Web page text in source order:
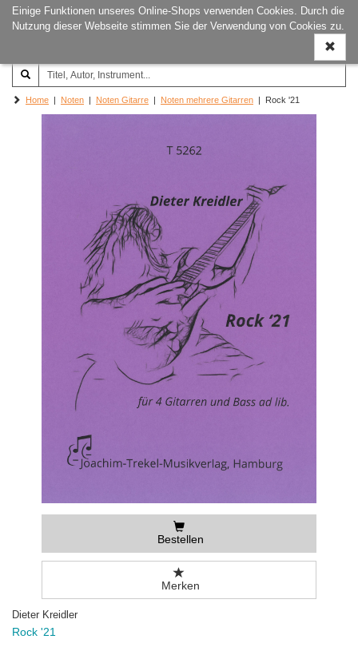
Einige Funktionen unseres Online-Shops verwenden Cookies. Durch die
Nutzung dieser Webseite stimmen Sie der Verwendung von Cookies zu.
ein-/
Joachim‐Trekel‐Musikverlag,
Hamburg
Home | Noten | Noten Gitarre | Noten mehrere Gitarren | Rock '21
Bestellen
Merken
Dieter Kreidler
Rock '21